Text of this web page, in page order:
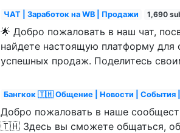
ЧАТ | Заработок на WB | Продажи 1,690
🌟 Добро пожаловать в наш чат,
найдете настоящую платформу для
успешных продаж. Поделитесь
Бангкок 🇹🇭 Общение | Новости | События
Добро пожаловать в наше
🇹🇭 Здесь вы сможете общаться,